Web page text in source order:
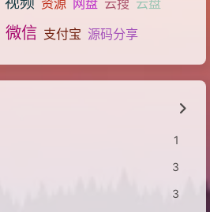
微信 支付宝 源码分享
1
3
3